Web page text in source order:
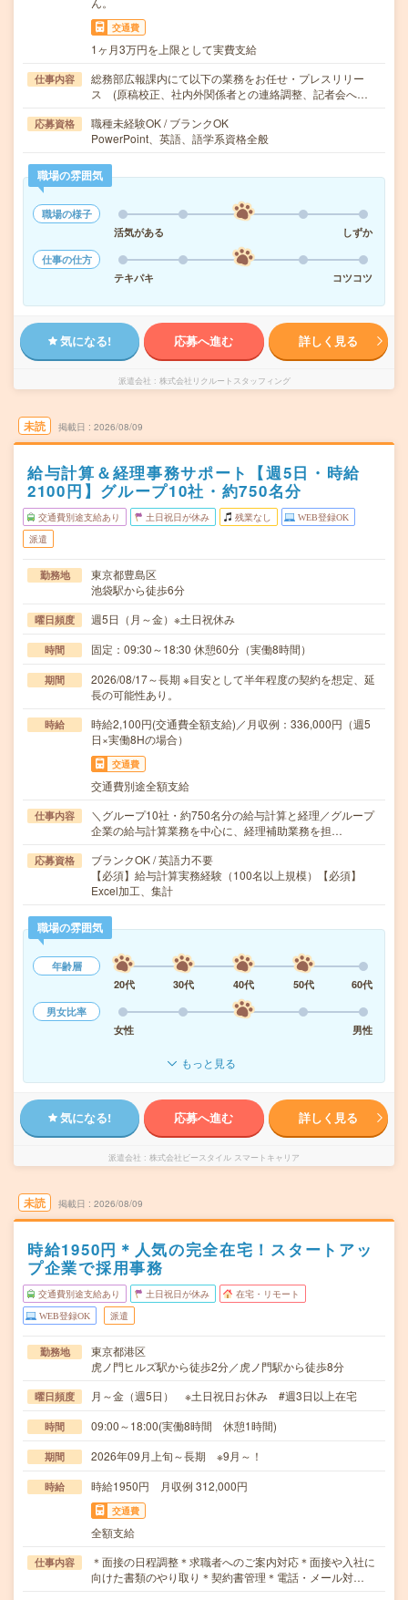
交通費
1ヶ月3万円を上限として実費支給
仕事内容
総務部広報課内にて以下の業務をお任せ・プレスリリー
ス (原稿校正、社内外関係者との連絡調整、記者会へ…
応募資格
職種未経験OK / ブランクOK
PowerPoint、英語、語学系資格全般
職場の雰囲気
職場の様子
活気がある
しずか
仕事の仕方
テキパキ
コツコツ
気になる! 応募へ進む 詳しく見る
派遣会社 株式会社リクルートスタッフィング
未読 掲載日 2026/08/09
給与計算＆経理事務サポート【週5日・時給
2100円】グループ10社・約750名分
交通費別途支給あり 土日祝日が休み 残業なし WEB登録OK
派遣
勤務地
東京都豊島区
池袋駅から徒歩6分
曜日頻度 週5日（月～金）※土日祝休み
時間 固定：09:30～18:30 休憩60分（実働8時間）
期間
2026/08/17～長期 ※目安として半年程度の契約を想定、延
長の可能性あり。
時給
時給2,100円(交通費全額支給)／月収例：336,000円（週5
日×実働8Hの場合）
交通費
交通費別途全額支給
仕事内容
＼グループ10社・約750名分の給与計算と経理／グループ
企業の給与計算業務を中心に、経理補助業務を担…
応募資格
ブランクOK / 英語力不要
【必須】給与計算実務経験（100名以上規模）【必須】
Excel加工、集計
職場の雰囲気
年齢層
20代
30代 40代 50代
60代
男女比率
女性
男性
もっと見る
気になる! 応募へ進む 詳しく見る
派遣会社 株式会社ビースタイル スマートキャリア
未読 掲載日 2026/08/09
時給1950円＊人気の完全在宅！スタートアッ
プ企業で採用事務
交通費別途支給あり 土日祝日が休み 在宅・リモート
WEB登録OK 派遣
勤務地
東京都港区
虎ノ門ヒルズ駅から徒歩2分／虎ノ門駅から徒歩8分
曜日頻度 月～金（週5日） ※土日祝日お休み #週3日以上在宅
時間 09:00～18:00(実働8時間 休憩1時間)
期間 2026年09月上旬～長期 ※9月～！
時給 時給1950円 月収例 312,000円
交通費
全額支給
仕事内容
＊面接の日程調整＊求職者へのご案内対応＊面接や入社に
向けた書類のやり取り＊契約書管理＊電話・メール対…